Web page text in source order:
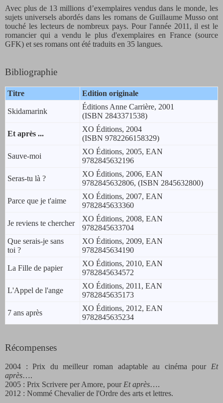
Avec plus de 13 millions d’exemplaires vendus dans le monde, les
sujets universels abordés dans les romans de Guillaume Musso ont
touché les lecteurs de nombreux pays. Pour l'année 2011, il est le
romancier qui a vendu le plus d'exemplaires en France (source
GFK) et ses romans ont été traduits en 35 langues.
Bibliographie
Titre Edition originale
Skidamarink
Éditions Anne Carrière, 2001
(ISBN 2843371538)
Et après ...
XO Éditions, 2004
(ISBN 9782266158329)
Sauve-moi
XO Éditions, 2005, EAN
9782845632196
Seras-tu là ?
XO Éditions, 2006, EAN
9782845632806, (ISBN 2845632800)
Parce que je t'aime
XO Éditions, 2007, EAN
9782845633360
Je reviens te chercher
XO Éditions, 2008, EAN
9782845633704
Que serais-je sans
toi ?
XO Éditions, 2009, EAN
9782845634190
La Fille de papier
XO Éditions, 2010, EAN
9782845634572
L'Appel de l'ange
XO Éditions, 2011, EAN
9782845635173
7 ans après
XO Éditions, 2012, EAN
9782845635234
Récompenses
2004 : Prix du meilleur roman adaptable au cinéma pour Et
après….
2005 : Prix Scrivere per Amore, pour Et après….
2012 : Nommé Chevalier de l'Ordre des arts et lettres.